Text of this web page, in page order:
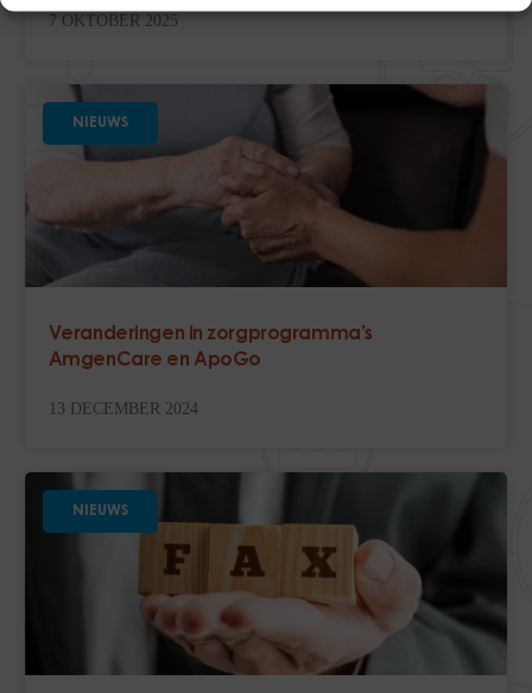
7 OKTOBER 2025
NIEUWS
Veranderingen in zorgprogramma’s
AmgenCare en ApoGo
13 DECEMBER 2024
NIEUWS